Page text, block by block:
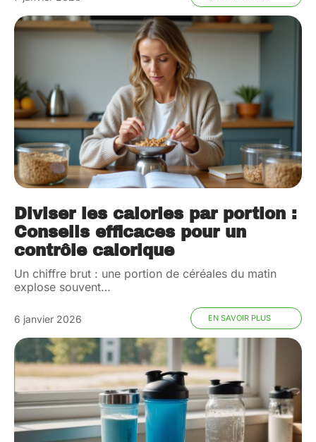
Diviser les calories par portion :
Conseils efficaces pour un
contrôle calorique
Un chiffre brut : une portion de céréales du matin
explose souvent…
6 janvier 2026 EN SAVOIR PLUS